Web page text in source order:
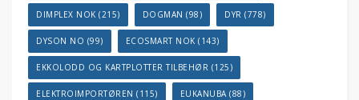
DIMPLEX NOK (215) DOGMAN (98) DYR (778)
DYSON NO (99) ECOSMART NOK (143)
EKKOLODD OG KARTPLOTTER TILBEHØR (125)
ELEKTROIMPORTØREN (115) EUKANUBA (88)